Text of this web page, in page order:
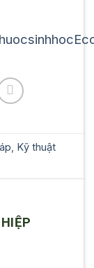
, Kỹ thuật